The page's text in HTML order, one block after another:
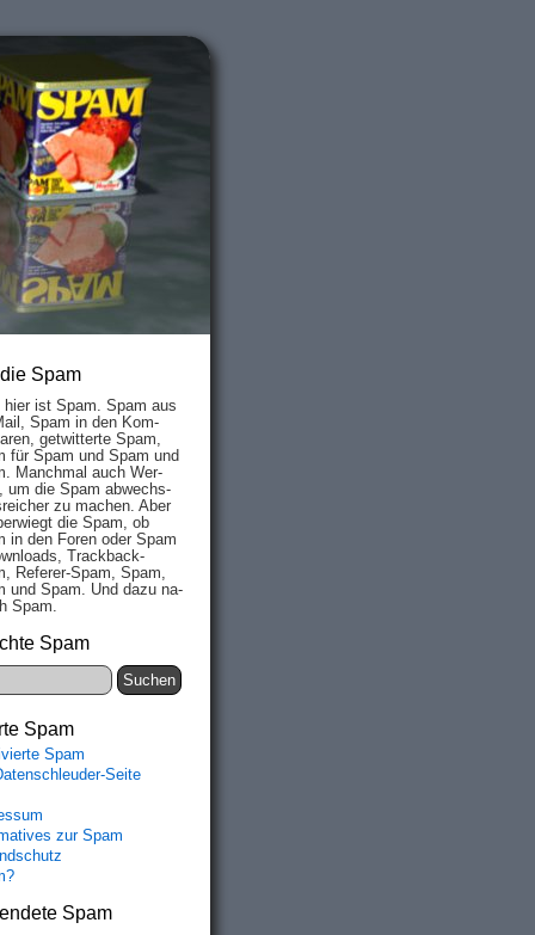
Spam
hier ist Spam. Spam aus
Spam in den Kom­
ge­twit­ter­te Spam,
für Spam und Spam und
Manch­mal auch Wer­
um die Spam ab­wechs­
zu mach­en. Aber
die Spam, ob
in den Fo­ren oder Spam
Track­back-
Re­fe­rer-Spam, Spam,
und Spam. Und da­zu na­
Spam.
Spam
Spam
Spam
Seite
zur Spam
Spam